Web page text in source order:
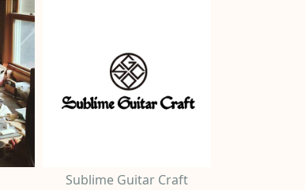
Sublime Guitar Craft